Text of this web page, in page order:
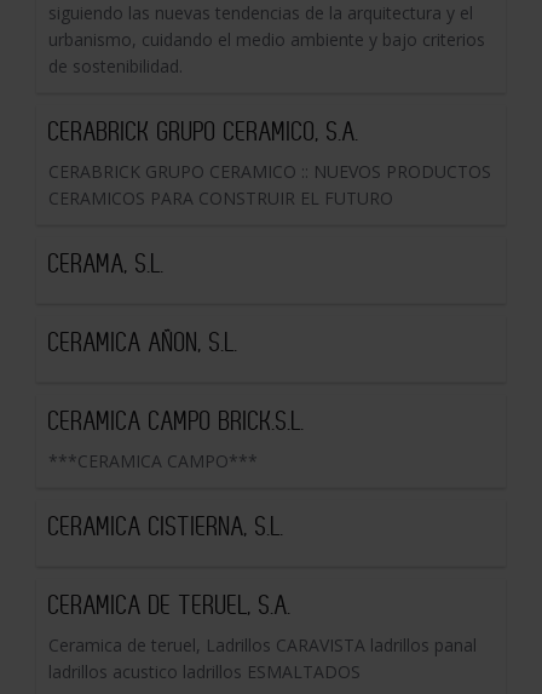
siguiendo las nuevas tendencias de la arquitectura y el
urbanismo, cuidando el medio ambiente y bajo criterios
de sostenibilidad.
CERABRICK GRUPO CERAMICO, S.A.
CERABRICK GRUPO CERAMICO :: NUEVOS PRODUCTOS
CERAMICOS PARA CONSTRUIR EL FUTURO
CERAMA, S.L.
CERAMICA AÑON, S.L.
CERAMICA CAMPO BRICK.S.L.
***CERAMICA CAMPO***
CERAMICA CISTIERNA, S.L.
CERAMICA DE TERUEL, S.A.
Ceramica de teruel, Ladrillos CARAVISTA ladrillos panal
ladrillos acustico ladrillos ESMALTADOS